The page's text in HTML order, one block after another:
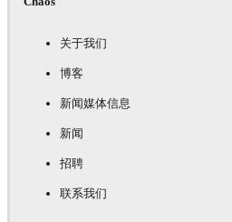
关于我们
博客
新闻媒体信息
新闻
招聘
联系我们